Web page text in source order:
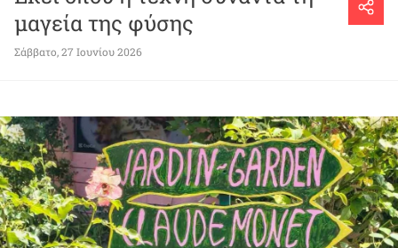
μαγεία της φύσης
Σάββατο, 27 Ιουνίου 2026